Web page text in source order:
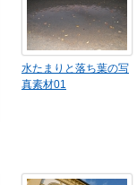
水たまりと落ち葉の写
真素材01